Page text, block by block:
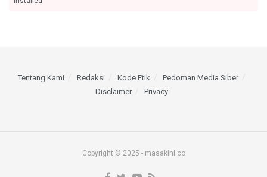
Tentang Kami Redaksi Kode Etik
Pedoman Media Siber
Disclaimer
Privacy
Copyright © 2025 - masakini.co